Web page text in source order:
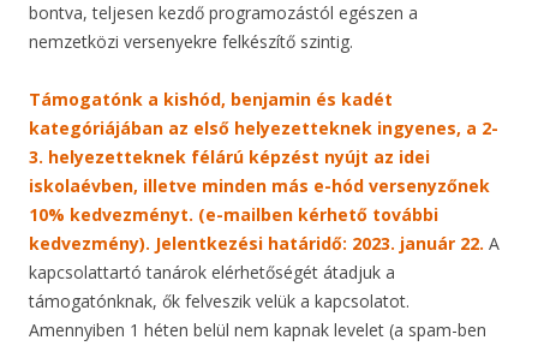
bontva, teljesen kezdő programozástól egészen a
nemzetközi versenyekre felkészítő szintig.
Támogatónk a kishód, benjamin és kadét
kategóriájában az első helyezetteknek ingyenes, a 2-
3. helyezetteknek félárú képzést nyújt az idei
iskolaévben, illetve minden más e-hód versenyzőnek
10% kedvezményt. (e-mailben kérhető további
kedvezmény). Jelentkezési határidő: 2023. január 22. A
kapcsolattartó tanárok elérhetőségét átadjuk a
támogatónknak, ők felveszik velük a kapcsolatot.
Amennyiben 1 héten belül nem kapnak levelet (a spam-ben